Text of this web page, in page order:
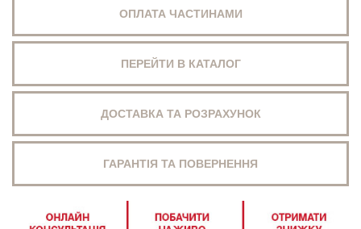
ОПЛАТА ЧАСТИНАМИ
ПЕРЕЙТИ В КАТАЛОГ
ДОСТАВКА ТА РОЗРАХУНОК
ГАРАНТІЯ ТА ПОВЕРНЕННЯ